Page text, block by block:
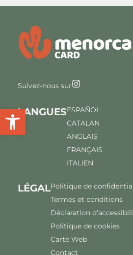
Ouvrir la barre d'outils
Suivez-nous sur
LANGUESESPAÑOL
CATALAN
ANGLAIS
FRANÇAIS
ITALIEN
LÉGALPolitique de
Termes et conditions
Déclaration
Politique de cookies
Carte Web
Contact